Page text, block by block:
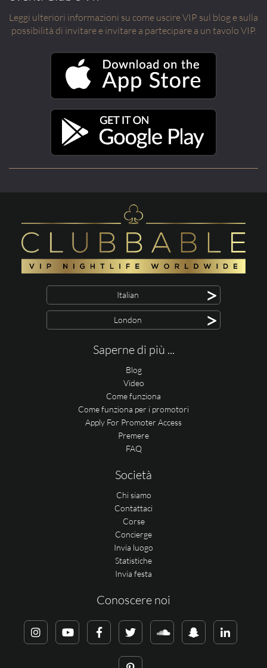
Leggi ulteriori informazioni su come uscire VIP sul blog e sulla
possibilità di invitare e invitare a partecipare a un tavolo VIP.
Italian >
London >
Saperne di più ...
Blog
Video
Come funziona
Come funziona per i promotori
Apply For Promoter Access
Premere
FAQ
Società
Chi siamo
Contattaci
Corse
Concierge
Invia luogo
Statistiche
Invia festa
Conoscere noi